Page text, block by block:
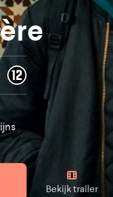
Binnenkort
Alle films
Bekijk trailer